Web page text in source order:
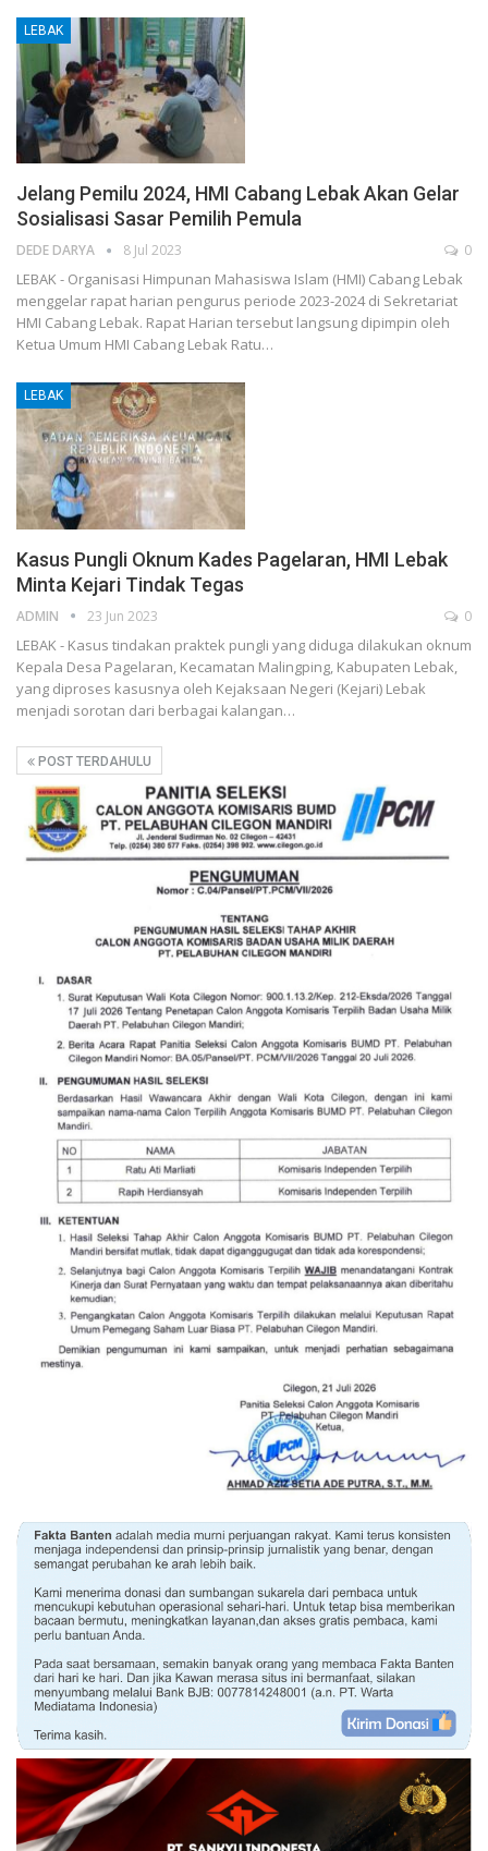
LEBAK
Jelang Pemilu 2024, HMI Cabang Lebak Akan Gelar
Sosialisasi Sasar Pemilih Pemula
DEDE DARYA 8 Jul 2023 0
LEBAK - Organisasi Himpunan Mahasiswa Islam (HMI) Cabang Lebak
menggelar rapat harian pengurus periode 2023-2024 di Sekretariat
HMI Cabang Lebak. Rapat Harian tersebut langsung dipimpin oleh
Ketua Umum HMI Cabang Lebak Ratu…
LEBAK
Kasus Pungli Oknum Kades Pagelaran, HMI Lebak
Minta Kejari Tindak Tegas
ADMIN 23 Jun 2023 0
LEBAK - Kasus tindakan praktek pungli yang diduga dilakukan oknum
Kepala Desa Pagelaran, Kecamatan Malingping, Kabupaten Lebak,
yang diproses kasusnya oleh Kejaksaan Negeri (Kejari) Lebak
menjadi sorotan dari berbagai kalangan…
POST TERDAHULU